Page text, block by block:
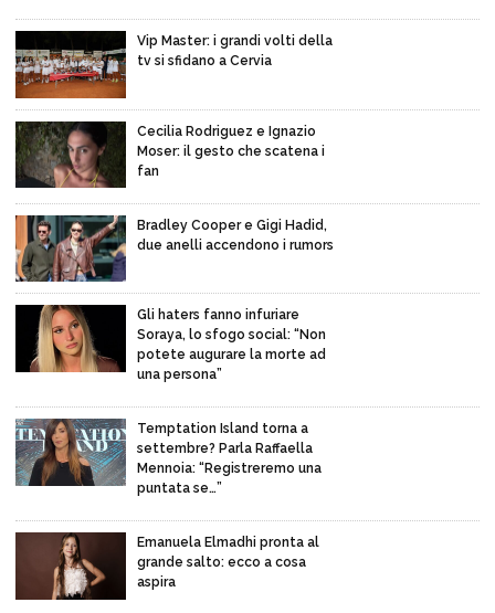
Vip Master: i grandi volti della
tv si sfidano a Cervia
Cecilia Rodriguez e Ignazio
Moser: il gesto che scatena i
fan
Bradley Cooper e Gigi Hadid,
due anelli accendono i rumors
Gli haters fanno infuriare
Soraya, lo sfogo social: “Non
potete augurare la morte ad
una persona”
Temptation Island torna a
settembre? Parla Raffaella
Mennoia: “Registreremo una
puntata se…”
Emanuela Elmadhi pronta al
grande salto: ecco a cosa
aspira